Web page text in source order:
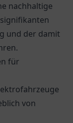
nachhaltige
und der damit
für
von